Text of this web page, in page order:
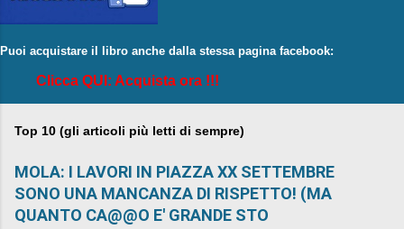
Puoi acquistare il libro anche dalla stessa pagina facebook:
Clicca QUI: Acquista ora !!!
Top 10 (gli articoli più letti di sempre)
MOLA: I LAVORI IN PIAZZA XX SETTEMBRE
SONO UNA MANCANZA DI RISPETTO! (MA
QUANTO CA@@O E' GRANDE STO